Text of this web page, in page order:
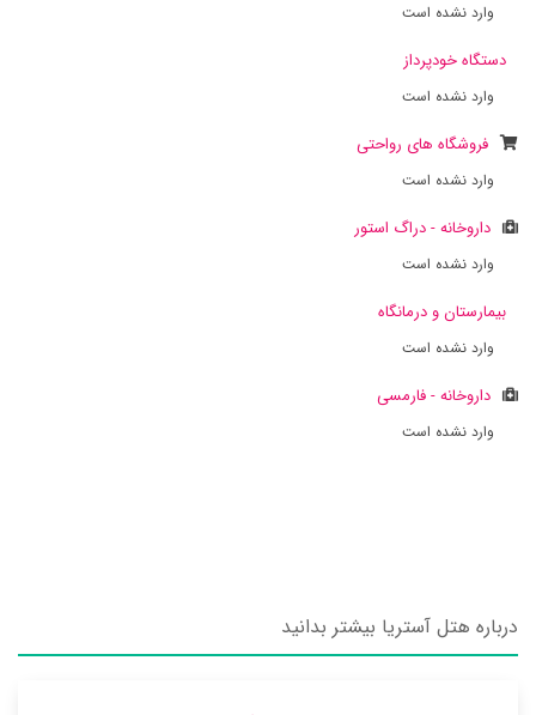
وارد نشده است
دستگاه خودپرداز
وارد نشده است
فروشگاه های رواحتی
وارد نشده است
داروخانه - دراگ استور
وارد نشده است
بیمارستان و درمانگاه
وارد نشده است
داروخانه - فارمسی
وارد نشده است
درباره هتل آستریا بیشتر بدانید